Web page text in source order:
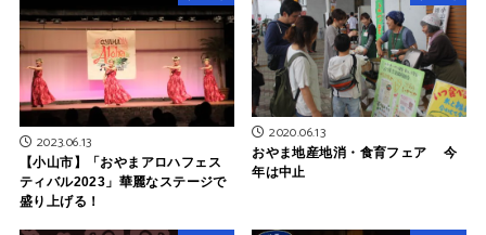
2023.06.13
【小山市】「おやまアロハフェス
ティバル2023」華麗なステージで
盛り上げる！
2020.06.13
おやま地産地消・食育フェア 今
年は中止